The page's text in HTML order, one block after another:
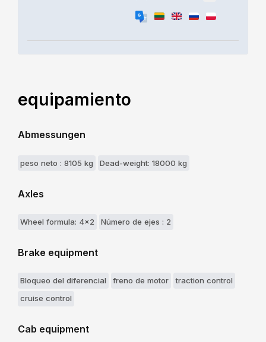
equipamiento
Abmessungen
peso neto : 8105 kg Dead-weight: 18000 kg
Axles
Wheel formula: 4x2 Número de ejes : 2
Brake equipment
Bloqueo del diferencial freno de motor
traction control
cruise control
Cab equipment